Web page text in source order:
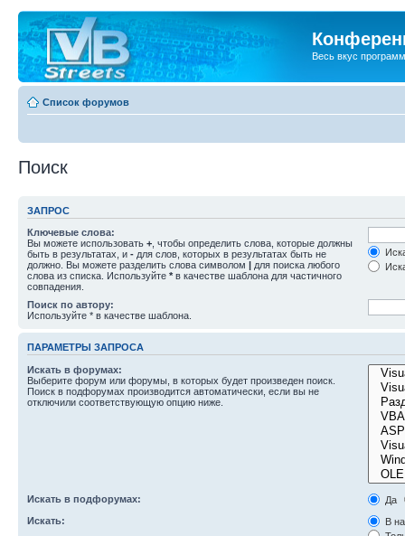
Весь вкус
Список форумов
Поиск
ЗАПРОС
Ключевые слова:
Вы можете использовать + , чтобы определить слова, которые должны
быть в результатах, и - для слов, которых в результатах быть не
должно. Вы можете разделить слова символом | для поиска любого
слова из списка. Используйте * в качестве шаблона для частичного
совпадения.
Поиск по автору:
Используйте * в качестве шаблона.
ПАРАМЕТРЫ ЗАПРОСА
Искать в форумах:
Выберите форум или форумы, в которых будет произведен поиск.
Поиск в подфорумах производится автоматически, если вы не
отключили соответствующую опцию ниже.
Искать в подфорумах:
Да
Искать:
В